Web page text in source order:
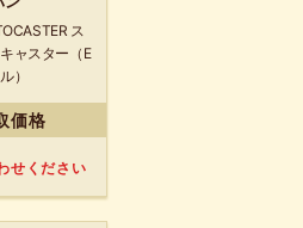
ス
ャスター（E
）
価格
せください